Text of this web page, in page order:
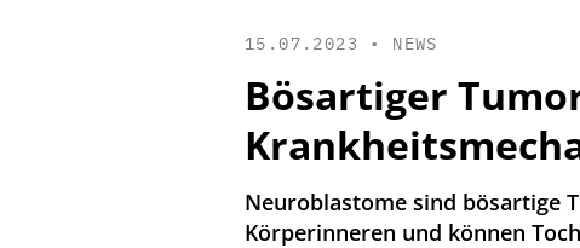
15.07.2023 • NEWS
Bösartiger
Neuroblastome sind bösartige
Körperinneren und können